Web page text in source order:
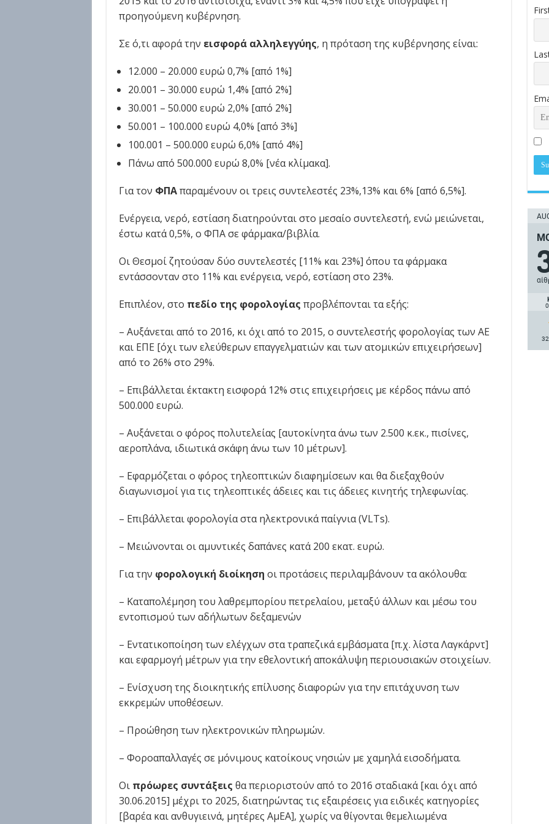
προηγούμενη κυβέρνηση.
Σε ό,τι αφορά την εισφορά αλληλεγγύης, η πρόταση της κυβέρνησης είναι:
12.000 – 20.000 ευρώ 0,7% [από 1%]
20.001 – 30.000 ευρώ 1,4% [από 2%]
30.001 – 50.000 ευρώ 2,0% [από 2%]
50.001 – 100.000 ευρώ 4,0% [από 3%]
100.001 – 500.000 ευρώ 6,0% [από 4%]
Πάνω από 500.000 ευρώ 8,0% [νέα κλίμακα].
Για τον ΦΠΑπαραμένουν οι τρεις συντελεστές 23%,13% και 6% [από 6,5%].
Ενέργεια, νερό, εστίαση διατηρούνται στο μεσαίο συντελεστή, ενώ μειώνεται,
έστω κατά 0,5%, ο ΦΠΑ σε φάρμακα/βιβλία.
Οι Θεσμοί ζητούσαν δύο συντελεστές [11% και 23%] όπου τα φάρμακα
εντάσσονταν στο 11% και ενέργεια, νερό, εστίαση στο 23%.
Επιπλέον, στο πεδίο της φορολογίας προβλέπονται τα εξής:
– Αυξάνεται από το 2016, κι όχι από το 2015, ο συντελεστής φορολογίας των ΑΕ
και ΕΠΕ [όχι των ελεύθερων επαγγελματιών και των ατομικών επιχειρήσεων]
από το 26% στο 29%.
– Επιβάλλεται έκτακτη εισφορά 12% στις επιχειρήσεις με κέρδος πάνω από
500.000 ευρώ.
– Αυξάνεται ο φόρος πολυτελείας [αυτοκίνητα άνω των 2.500 κ.εκ., πισίνες,
αεροπλάνα, ιδιωτικά σκάφη άνω των 10 μέτρων].
– Εφαρμόζεται ο φόρος τηλεοπτικών διαφημίσεων και θα διεξαχθούν
διαγωνισμοί για τις τηλεοπτικές άδειες και τις άδειες κινητής τηλεφωνίας.
– Επιβάλλεται φορολογία στα ηλεκτρονικά παίγνια (VLTs).
– Μειώνονται οι αμυντικές δαπάνες κατά 200 εκατ. ευρώ.
Για την φορολογική διοίκηση οι προτάσεις περιλαμβάνουν τα ακόλουθα:
– Καταπολέμηση του λαθρεμπορίου πετρελαίου, μεταξύ άλλων και μέσω του
εντοπισμού των αδήλωτων δεξαμενών
– Εντατικοποίηση των ελέγχων στα τραπεζικά εμβάσματα [π.χ. λίστα Λαγκάρντ]
και εφαρμογή μέτρων για την εθελοντική αποκάλυψη περιουσιακών στοιχείων.
– Ενίσχυση της διοικητικής επίλυσης διαφορών για την επιτάχυνση των
εκκρεμών υποθέσεων.
– Προώθηση των ηλεκτρονικών πληρωμών.
– Φοροαπαλλαγές σε μόνιμους κατοίκους νησιών με χαμηλά εισοδήματα.
Οι πρόωρες συντάξεις θα περιοριστούν από το 2016 σταδιακά [και όχι από
30.06.2015] μέχρι το 2025, διατηρώντας τις εξαιρέσεις για ειδικές κατηγορίες
[βαρέα και ανθυγιεινά, μητέρες ΑμΕΑ], χωρίς να θίγονται θεμελιωμένα